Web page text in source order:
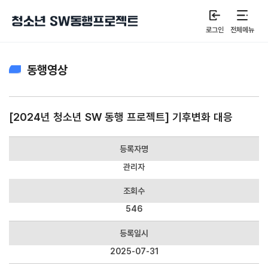
로그인 전체메뉴
동행영상
[2024년 청소년 SW 동행 프로젝트] 기후변화 대응
등록자명
관리자
조회수
546
등록일시
2025-07-31